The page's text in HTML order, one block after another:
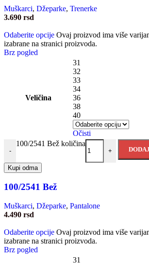
Muškarci, Džeparke, Trenerke
3.690 rsd
Odaberite opcije Ovaj proizvod ima više
izabrane na stranici proizvoda.
Brz pogled
Veličina
31
32
33
34
36
38
40
Očisti
-
100/2541 Bež količina
+
Kupi odma
100/2541 Bež
Muškarci, Džeparke, Pantalone
4.490 rsd
Odaberite opcije Ovaj proizvod ima više
izabrane na stranici proizvoda.
Brz pogled
31